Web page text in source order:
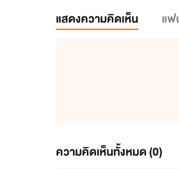
แสดงความคิดเห็น แ
ความคิดเห็นทั้งหมด (0)